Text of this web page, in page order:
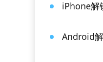
iPhone解
Android